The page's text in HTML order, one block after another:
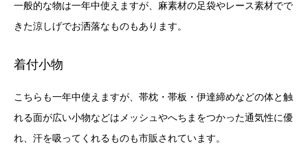
一般的な物は一年中使えますが、麻素材の足袋やレース素材でで
きた涼しげでお洒落なものもあります。
着付小物
こちらも一年中使えますが、帯枕・帯板・伊達締めなどの体と触
れる面が広い小物などはメッシュやへちまをつかった通気性に優
れ、汗を吸ってくれるものも市販されています。